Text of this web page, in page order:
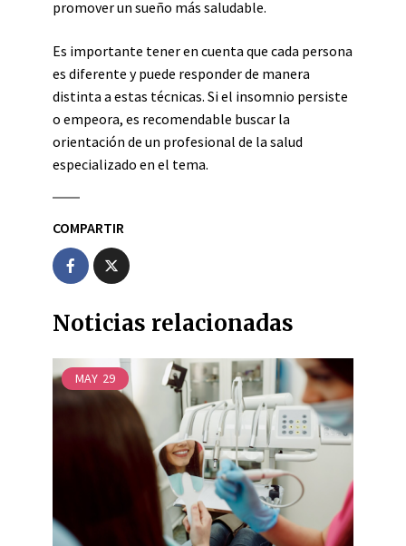
promover un sueño más saludable.
Es importante tener en cuenta que cada persona
es diferente y puede responder de manera
distinta a estas técnicas. Si el insomnio persiste
o empeora, es recomendable buscar la
orientación de un profesional de la salud
especializado en el tema.
COMPARTIR
Noticias relacionadas
MAY 29